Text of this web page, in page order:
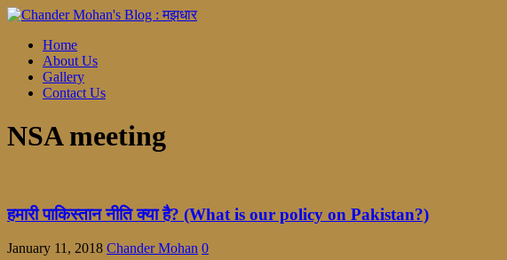
Home
About Us
Gallery
Contact Us
NSA meeting
हमारी पाकिस्तान नीति क्या है? (What is our policy on Pakistan?)
January 11, 2018 Chander Mohan 0